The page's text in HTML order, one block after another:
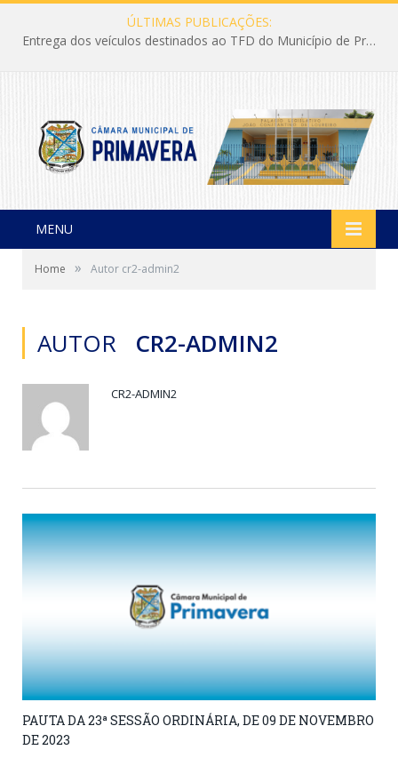
ÚLTIMAS PUBLICAÇÕES:
Entrega dos veículos destinados ao TFD do Município de Primavera
MENU
Home » Autor cr2-admin2
AUTOR CR2-ADMIN2
CR2-ADMIN2
PAUTA DA 23ª SESSÃO ORDINÁRIA, DE 09 DE NOVEMBRO
DE 2023